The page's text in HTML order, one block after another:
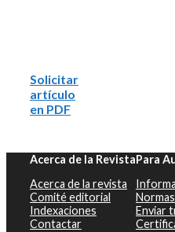
Solicitar
artículo
en PDF
Acerca de la Revista
Acerca de la revista
Comité editorial
Indexaciones
Contactar
Para
Enviar